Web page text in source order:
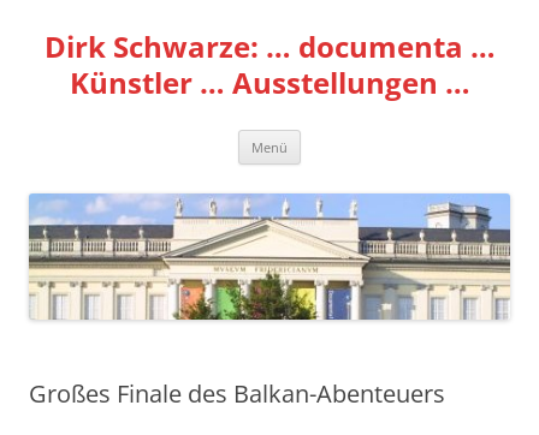
springen
Dirk Schwarze: … documenta …
Künstler … Ausstellungen …
Menü
Großes Finale des Balkan-Abenteuers